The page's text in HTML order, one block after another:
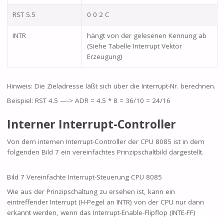
RST 5.5 0 0 2 C
INTR
hängt von der gelesenen Kennung ab
(Siehe Tabelle Interrupt Vektor
Erzeugung)
Hinweis: Die Zieladresse läßt sich über die Interrupt-Nr. berechnen.
Beispiel: RST 4.5 —-> ADR = 4.5 * 8 = 36/10 = 24/16
Interner Interrupt-Controller
Von dem internen Interrupt-Controller der CPU 8085 ist in dem
folgenden Bild 7 ein vereinfachtes Prinzipschaltbild dargestellt.
Bild 7 Vereinfachte Interrupt-Steuerung CPU 8085
Wie aus der Prinzipschaltung zu ersehen ist, kann ein
eintreffender Interrupt (H-Pegel an INTR) von der CPU nur dann
erkannt werden, wenn das Interrupt-Enable-Flipflop (INTE-FF)